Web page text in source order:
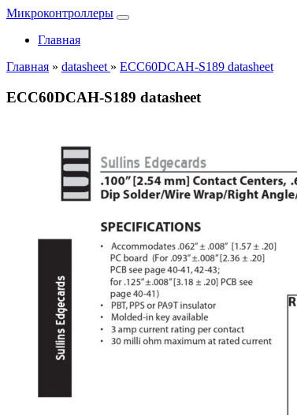
Микроконтроллеры
Главная
Главная » datasheet » ECC60DCAH-S189 datasheet
ECC60DCAH-S189 datasheet